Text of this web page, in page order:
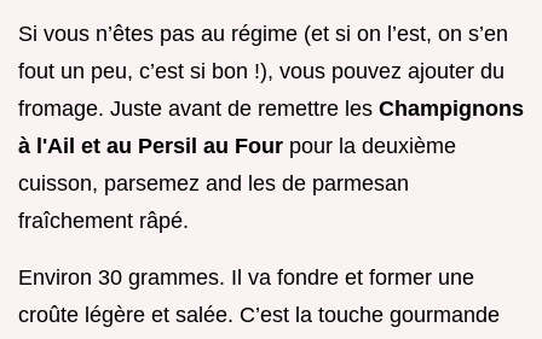
Si vous n’êtes pas au régime (et si on l’est, on s’en
fout un peu, c’est si bon !), vous pouvez ajouter du
fromage. Juste avant de remettre les Champignons
à l'Ail et au Persil au Four pour la deuxième
cuisson, parsemez and les de parmesan
fraîchement râpé.
Environ 30 grammes. Il va fondre et former une
croûte légère et salée. C’est la touche gourmande